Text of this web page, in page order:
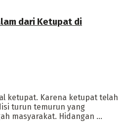
dari Ketupat di
ketupat. Karena ketupat telah
turun temurun yang
masyarakat. ‎Hidangan ...